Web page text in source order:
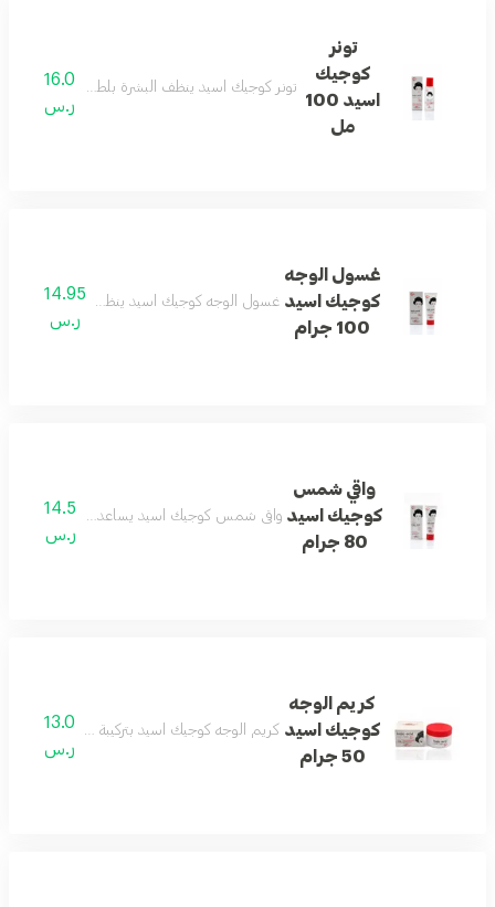
تونر
كوجيك
اسيد 100
مل
تونر كوجيك اسيد ينظف البشرة بلطف ويساعد على
16.0
ر.س
غسول الوجه
كوجيك اسيد
100 جرام
غسول الوجه كوجيك اسيد ينظف البشرة بفعالية
14.95
ر.س
واقي شمس
كوجيك اسيد
80 جرام
واقي شمس كوجيك اسيد يساعد على حماية البشرة
14.5
ر.س
كريم الوجه
كوجيك اسيد
50 جرام
كريم الوجه كوجيك اسيد بتركيبة عملية يساعد
13.0
ر.س